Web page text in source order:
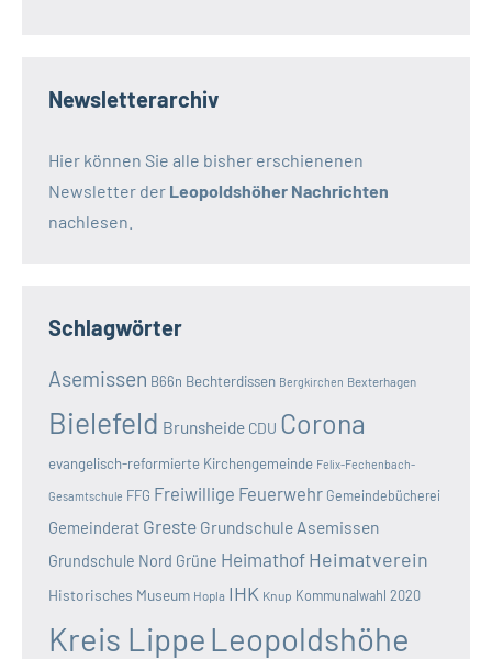
Newsletterarchiv
Hier können Sie alle bisher erschienenen
Newsletter der Leopoldshöher Nachrichten
nachlesen.
Schlagwörter
Asemissen B66n Bechterdissen Bergkirchen Bexterhagen
Bielefeld Brunsheide CDU Corona
evangelisch-reformierte Kirchengemeinde Felix-Fechenbach-
Gesamtschule FFG Freiwillige Feuerwehr Gemeindebücherei
Gemeinderat Greste Grundschule Asemissen
Grundschule Nord Grüne Heimathof Heimatverein
Historisches Museum Hopla IHK Knup Kommunalwahl 2020
Kreis Lippe Leopoldshöhe